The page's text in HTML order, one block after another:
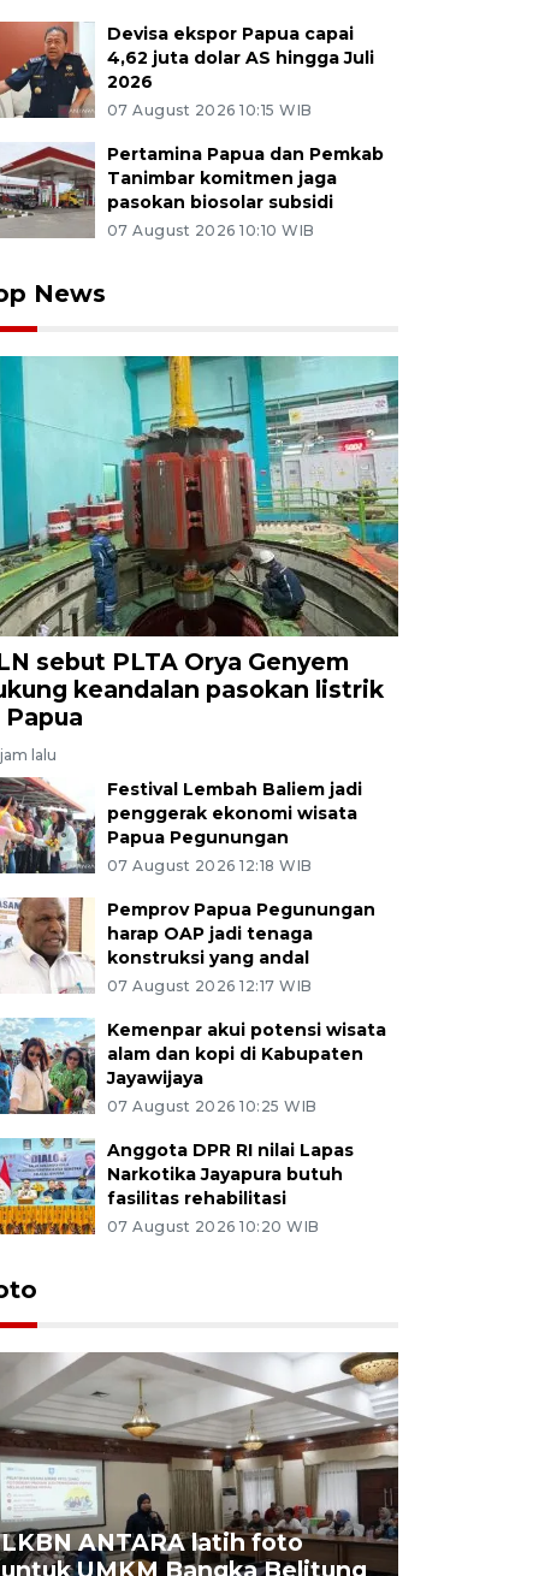
Devisa ekspor Papua capai
4,62 juta dolar AS hingga Juli
2026
07 August 2026 10:15 WIB
Pertamina Papua dan Pemkab
Tanimbar komitmen jaga
pasokan biosolar subsidi
07 August 2026 10:10 WIB
News
sebut PLTA Orya Genyem
keandalan pasokan listrik
Papua
lalu
Festival Lembah Baliem jadi
penggerak ekonomi wisata
Papua Pegunungan
07 August 2026 12:18 WIB
Pemprov Papua Pegunungan
harap OAP jadi tenaga
konstruksi yang andal
07 August 2026 12:17 WIB
Kemenpar akui potensi wisata
alam dan kopi di Kabupaten
Jayawijaya
07 August 2026 10:25 WIB
Anggota DPR RI nilai Lapas
Narkotika Jayapura butuh
fasilitas rehabilitasi
07 August 2026 10:20 WIB
LKBN ANTARA latih foto